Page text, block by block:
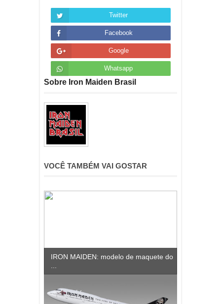
Twitter
Facebook
Google
Whatsapp
Sobre Iron Maiden Brasil
VOCÊ TAMBÉM VAI GOSTAR
IRON MAIDEN: modelo de maquete do